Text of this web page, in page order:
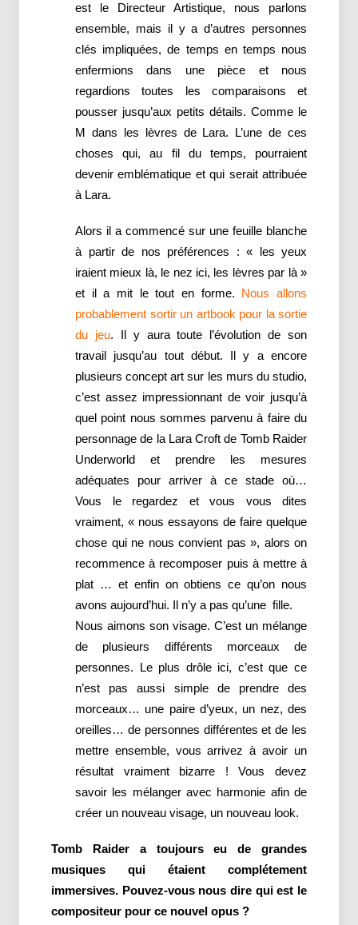
est le Directeur Artistique, nous parlons
ensemble, mais il y a d’autres personnes
clés impliquées, de temps en temps nous
enfermions dans une pièce et nous
regardions toutes les comparaisons et
pousser jusqu’aux petits détails. Comme le
M dans les lèvres de Lara. L’une de ces
choses qui, au fil du temps, pourraient
devenir emblématique et qui serait attribuée
à Lara.
Alors il a commencé sur une feuille blanche
à partir de nos préférences : « les yeux
iraient mieux là, le nez ici, les lèvres par là »
et il a mit le tout en forme. Nous allons
probablement sortir un artbook pour la sortie
du jeu. Il y aura toute l’évolution de son
travail jusqu’au tout début. Il y a encore
plusieurs concept art sur les murs du studio,
c’est assez impressionnant de voir jusqu’à
quel point nous sommes parvenu à faire du
personnage de la Lara Croft de Tomb Raider
Underworld et prendre les mesures
adéquates pour arriver à ce stade où…
Vous le regardez et vous vous dites
vraiment, « nous essayons de faire quelque
chose qui ne nous convient pas », alors on
recommence à recomposer puis à mettre à
plat … et enfin on obtiens ce qu’on nous
avons aujourd’hui. Il n’y a pas qu’une fille.
Nous aimons son visage. C’est un mélange
de plusieurs différents morceaux de
personnes. Le plus drôle ici, c’est que ce
n’est pas aussi simple de prendre des
morceaux… une paire d’yeux, un nez, des
oreilles… de personnes différentes et de les
mettre ensemble, vous arrivez à avoir un
résultat vraiment bizarre ! Vous devez
savoir les mélanger avec harmonie afin de
créer un nouveau visage, un nouveau look.
Tomb Raider a toujours eu de grandes
musiques qui étaient complétement
immersives. Pouvez-vous nous dire qui est le
compositeur pour ce nouvel opus ?